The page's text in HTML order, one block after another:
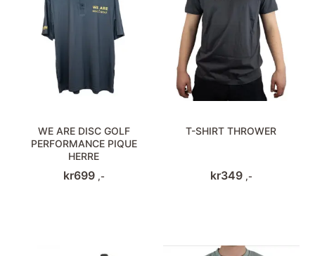
WE ARE DISC GOLF
PERFORMANCE PIQUE
HERRE
kr699 ,-
T-SHIRT THROWER
kr349 ,-